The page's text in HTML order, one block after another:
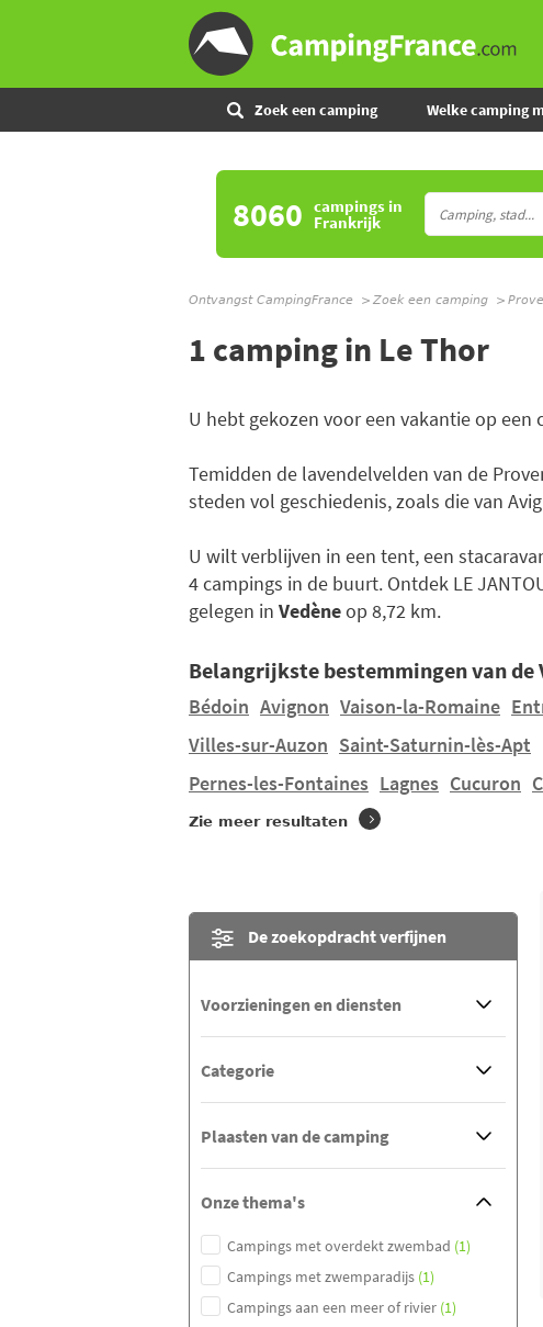
Zoek een camping Welke camping
8060 campingsin
Frankrijk
Ontvangst CampingFrance Zoek een camping
1 camping in Le Thor
U hebt gekozen voor een vakantie op een
Temidden de lavendelvelden van de
steden vol geschiedenis, zoals die van
U wilt verblijven in een tent, een
4 campings in de buurt. Ontdek LE
gelegen in Vedèneop 8,72 km.
Belangrijkste bestemmingen van de
Bédoin Avignon Vaison-la-Romaine
Villes-sur-Auzon Saint-Saturnin-lès-Apt
Pernes-les-Fontaines Lagnes Cucuron
Zie meer resultaten
De zoekopdracht verfijnen
Voorzieningen en diensten
Categorie
Plaasten van de camping
Onze thema's
Campings met overdekt zwembad (1)
Campings met zwemparadijs (1)
Campings aan een meer of rivier (1)